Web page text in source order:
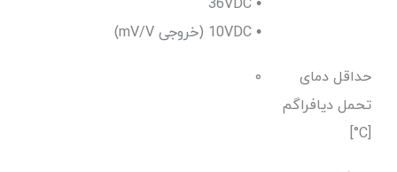
36VDC •
(mV/V خروجی) 10VDC •
حداقل دمای
تحمل دیافراگم
[C°]
۰